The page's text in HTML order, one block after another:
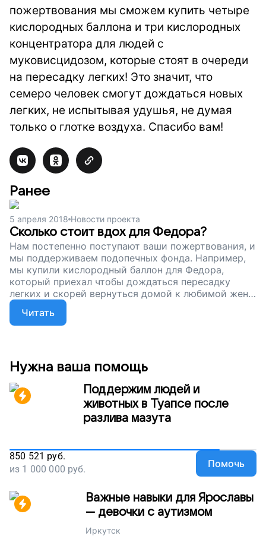
пожертвования мы сможем купить четыре
кислородных баллона и три кислородных
концентратора для людей с
муковисцидозом, которые стоят в очереди
на пересадку легких! Это значит, что
семеро человек смогут дождаться новых
легких, не испытывая удушья, не думая
только о глотке воздуха. Спасибо вам!
Ранее
5 апреля 2018 Новости проекта
Сколько стоит вдох для Федора?
Нам постепенно поступают ваши пожертвования, и
мы поддерживаем подопечных фонда. Например,
мы купили кислородный баллон для Федора,
который приехал чтобы дождаться пересадку
легких и скорей вернуться домой к любимой жене.
Как это часто бывает, ожидание затянулось, а
жить без кислорода стало смертельно опасно.
Чтобы дышать Федору и другим людям с
ждать, пока им выпадет шанс на новую жизнь,
поддержите наш проект!
Читать
Нужна ваша помощь
Поддержим людей и
животных в Туапсе после
разлива мазута
850 521 руб.
из 1 000 000 руб. Помочь
Важные навыки для Ярославы
— девочки с аутизмом
Иркутск